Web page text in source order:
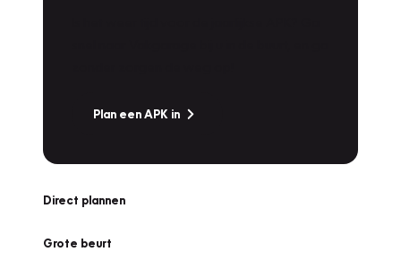
Plan een APK in
Direct plannen
Grote beurt